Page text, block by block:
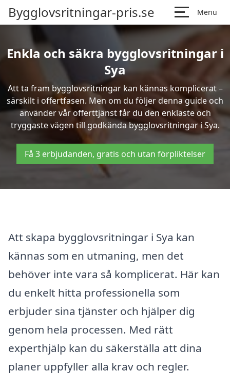
Bygglovsritningar-pris.se Menu
Enkla och säkra bygglovsritningar i
Sya
Att ta fram bygglovsritningar kan kännas komplicerat –
särskilt i offertfasen. Men om du följer denna guide och
använder vår offerttjänst får du den enklaste och
tryggaste vägen till godkända bygglovsritningar i Sya.
Få 3 erbjudanden, gratis och utan förpliktelser
Att skapa bygglovsritningar i Sya kan
kännas som en utmaning, men det
behöver inte vara så komplicerat. Här kan
du enkelt hitta professionella som
erbjuder sina tjänster och hjälper dig
genom hela processen. Med rätt
experthjälp kan du säkerställa att dina
planer uppfyller alla krav och regler.